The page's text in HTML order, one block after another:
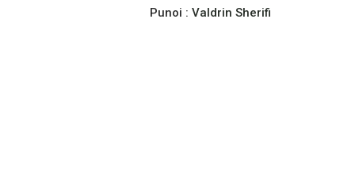
Punoi : Valdrin Sherifi